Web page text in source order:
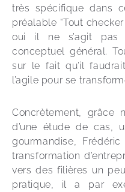
très spécifique dans
préalable “Tout
oui il ne s’agit pas
conceptuel général.
sur le fait qu’il
l’agile pour se
Concrètement, grâce
d’une étude de cas,
gourmandise,
transformation
vers des filières un
pratique, il a par